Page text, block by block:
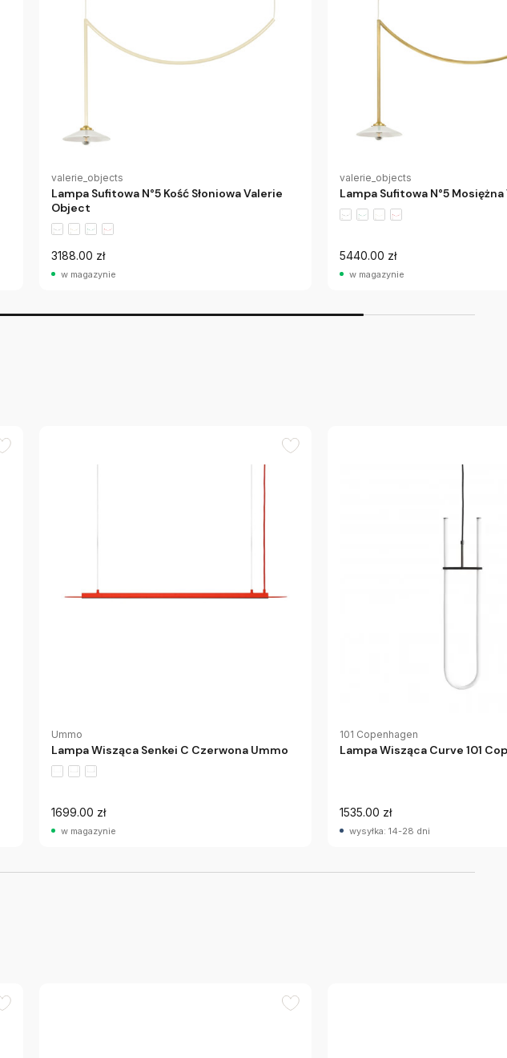
valerie_objects
Lampa Sufitowa N°5 Kość Słoniowa Valerie
Object
3188.00 zł
w magazynie
valerie_objects
Lampa Sufitowa N°5
5440.00 zł
w magazynie
Ummo
Lampa Wisząca Senkei C Czerwona Ummo
1699.00 zł
w magazynie
101 Copenhagen
Lampa Wisząca Curve 101
1535.00 zł
wysyłka: 14-28 dni